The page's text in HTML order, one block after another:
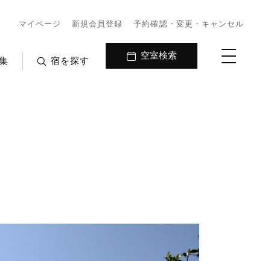
マイページ 新規会員登録 予約確認・変更・キャンセル
宿を探す
空室検索